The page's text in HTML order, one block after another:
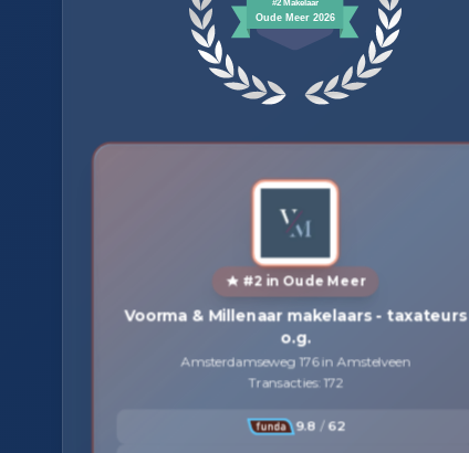
#2 in Oude Meer
Voorma & Millenaar makelaars - taxateurs
o.g.
Amsterdamseweg 176 in Amstelveen
Transacties: 172
9.8 /62